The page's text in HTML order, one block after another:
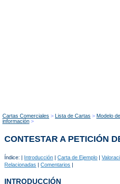
Cartas Comerciales Lista de Cartas
Modelo
información
CONTESTAR A PETICIÓN
Índice: | Introducción |Carta de Ejemplo |
Relacionadas |Comentarios |
INTRODUCCIÓN